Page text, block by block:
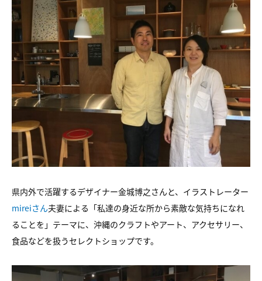
県内外で活躍するデザイナー金城博之さんと、イラストレーター
mireiさん夫妻による「私達の身近な所から素敵な気持ちになれ
ることを」テーマに、沖縄のクラフトやアート、アクセサリー、
食品などを扱うセレクトショップです。